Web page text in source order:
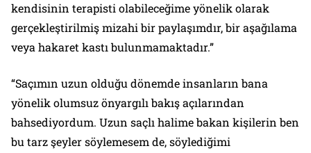
kendisinin terapisti olabileceğime yönelik olarak
gerçekleştirilmiş mizahi bir paylaşımdır, bir aşağılama
veya hakaret kastı bulunmamaktadır.”
“Saçımın uzun olduğu dönemde insanların bana
yönelik olumsuz önyargılı bakış açılarından
bahsediyordum. Uzun saçlı halime bakan kişilerin ben
bu tarz şeyler söylemesem de, söylediğimi